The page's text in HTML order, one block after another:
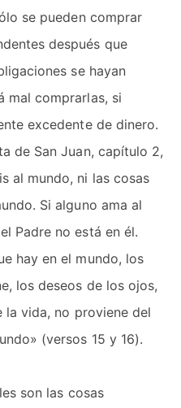
se pueden comprar
después que
se hayan
mal comprarlas, si
excedente de dinero.
de San Juan, capítulo 2,
al mundo, ni las cosas
Si alguno ama al
Padre no está en él.
hay en el mundo, los
los deseos de los ojos,
la vida, no proviene del
(versos 15 y 16).
son las cosas